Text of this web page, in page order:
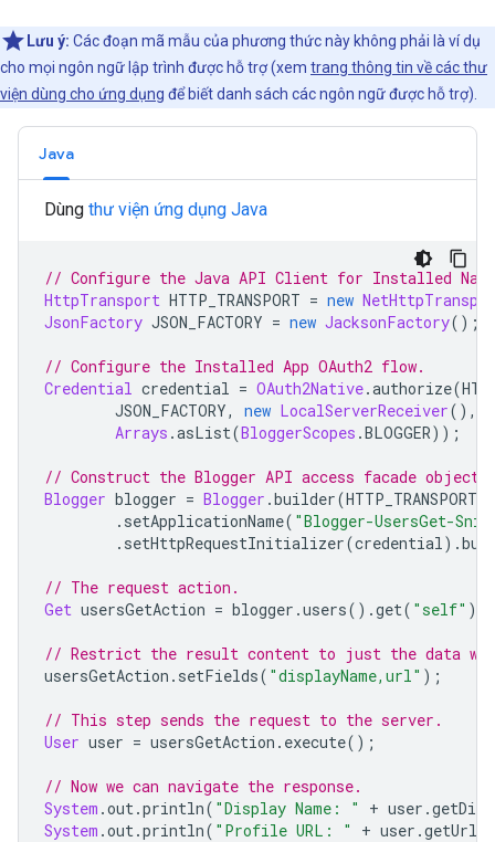
Lưu ý: Các đoạn mã mẫu của phương thức này không phải là ví dụ
cho mọi ngôn ngữ lập trình được hỗ trợ (xem trang thông tin về các thư
viện dùng cho ứng dụng để biết danh sách các ngôn ngữ được hỗ trợ).
Java
Dùng thư viện ứng dụng Java
// Configure the Java API Client for Installed
HttpTransport HTTP_TRANSPORT = new
JsonFactory JSON_FACTORY = new JacksonFactory();
// Configure the Installed App OAuth2 flow.
Credential credential = OAuth2Native.authorize(
JSON_FACTORY, new LocalServerReceiver(),
Arrays .asList(BloggerScopes .BLOGGER));
// Construct the Blogger API access facade object.
Blogger blogger = Blogger .builder(HTTP_TRANSPORT
. setApplicationName( "Blogger-UsersGet-
. setHttpRequestInitializer(credential).
// The request action.
Get usersGetAction = blogger .users().get( "self" );
// Restrict the result content to just the data we
usersGetAction . setFields( "displayName,url" );
// This step sends the request to the server.
User user = usersGetAction . execute();
// Now we can navigate the response.
System .out.println( "Display Name: " + user .
System .out.println( "Profile URL: " + user .getUrl